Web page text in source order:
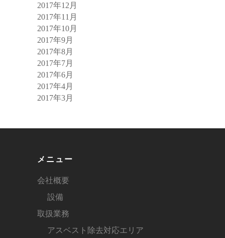
2017年12月
2017年11月
2017年10月
2017年9月
2017年8月
2017年7月
2017年6月
2017年4月
2017年3月
メニュー
会社概要
設備
取扱業務
アスベスト除去対応エリア